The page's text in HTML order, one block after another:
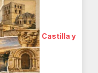
Castilla y